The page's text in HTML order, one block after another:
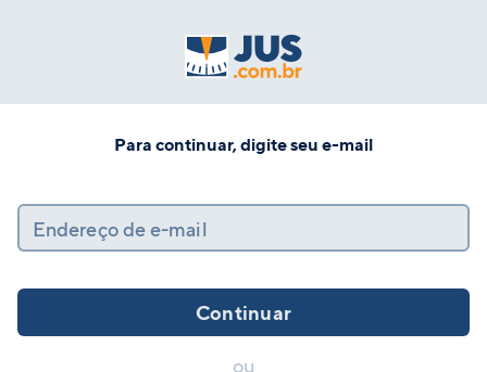
Para continuar, digite seu e-mail
Endereço de e-mail
Continuar
ou